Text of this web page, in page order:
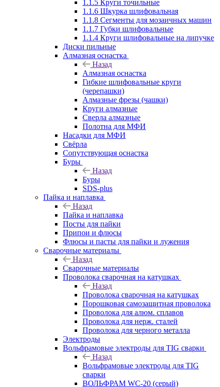
1.1.5 Круги точильные
1.1.6 Шкурка шлифовальная
1.1.8 Сегменты для мозаичных машин
1.1.7 Губки шлифовальные
1.1.4 Круги шлифовальные на липучке
Диски пильные
Алмазная оснастка
Назад
Алмазная оснастка
Гибкие шлифовальные круги
(черепашки)
Алмазные фрезы (чашки)
Круги алмазные
Сверла алмазные
Полотна для МФИ
Насадки для МФИ
Свёрла
Сопутствующая оснастка
Буры
Назад
Буры
SDS-plus
Пайка и наплавка
Назад
Пайка и наплавка
Посты для пайки
Припои и флюсы
Флюсы и пасты для пайки и лужения
Сварочные материалы
Назад
Сварочные материалы
Проволока сварочная на катушках
Назад
Проволока сварочная на катушках
Порошковая самозащитная проволока
Проволока для алюм. сплавов
Проволока для нерж. сталей
Проволока для черного металла
Электроды
Вольфрамовые электроды для TIG сварки
Назад
Вольфрамовые электроды для TIG
сварки
ВОЛЬФРАМ WC-20 (серый)